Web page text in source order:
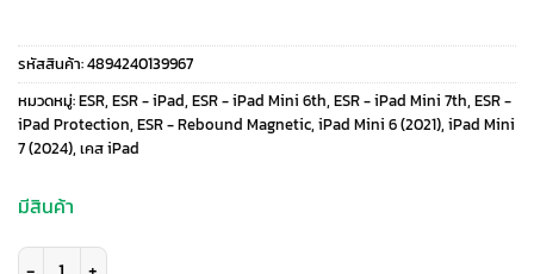
price
was:
price
is:
รหัสสินค้า:4894240139967
หมวดหมู่:ESR, ESR - iPad, ESR - iPad Mini 6th, ESR - iPad Mini 7th, ESR -
iPad Protection, ESR - Rebound Magnetic, iPad Mini 6 (2021), iPad Mini
7 (2024), เคส iPad
มีสินค้า
จำนวน ESR รุ่น Rebound Magnetic - เคส iPad Mini (7th/6th Gen) - สี